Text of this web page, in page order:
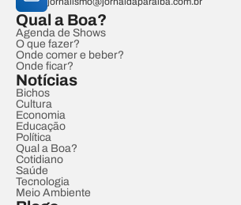
Qual a Boa?
Agenda de Shows
O que fazer?
Onde comer e beber?
Onde ficar?
Notícias
Bichos
Cultura
Economia
Educação
Política
Qual a Boa?
Cotidiano
Saúde
Tecnologia
Meio Ambiente